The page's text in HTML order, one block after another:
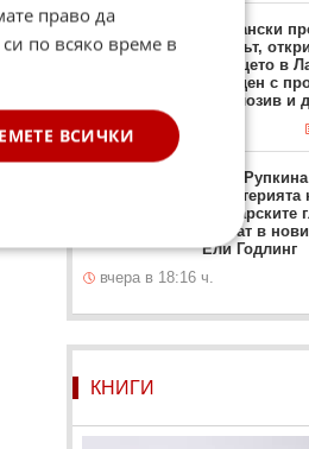
гласа.
Германски
Дронът,
летището в
снабден с
експлозив и
вчера в 22:48 ч.
Янка
„Мистерията
българските
звучат в
Ели Годлинг
вчера в 18:16 ч.
КНИГИ
право да
по всяко време в
ВСИЧКИ